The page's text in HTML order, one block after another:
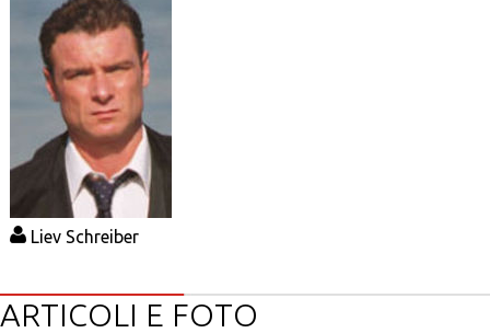
Liev Schreiber
ARTICOLI E FOTO